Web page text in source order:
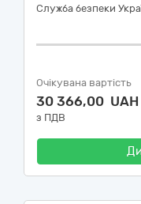
Служба безпеки
Очікувана вартість
30 366,00 UAH
з ПДВ